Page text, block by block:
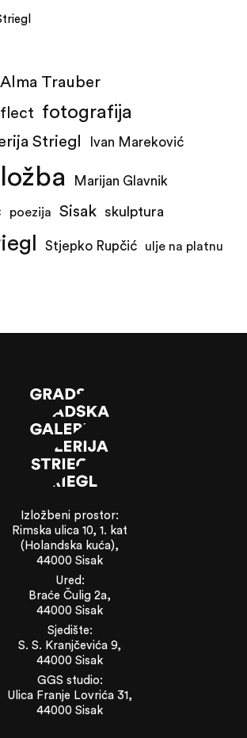
Alma Trauber
fotografija
Striegl Ivan Mareković
Marijan Glavnik
poezija Sisak skulptura
Stjepko Rupčić ulje na platnu
Izložbeni prostor:
Rimska ulica 10, 1. kat
(Holandska kuća),
44000 Sisak
Ured:
Braće Čulig 2a,
44000 Sisak
Sjedište:
S. S. Kranjčevića 9,
44000 Sisak
GGS studio:
Ulica Franje Lovrića 31,
44000 Sisak